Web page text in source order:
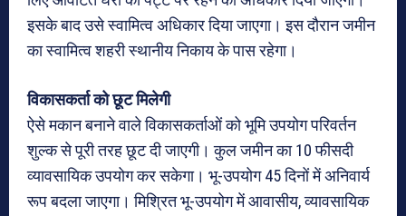
इसके बाद उसे स्वामित्व अधिकार दिया जाएगा। इस दौरान जमीन
का स्वामित्व शहरी स्थानीय निकाय के पास रहेगा।
विकासकर्ता को छूट मिलेगी
ऐसे मकान बनाने वाले विकासकर्ताओं को भूमि उपयोग परिवर्तन
शुल्क से पूरी तरह छूट दी जाएगी। कुल जमीन का 10 फीसदी
व्यावसायिक उपयोग कर सकेगा। भू-उपयोग 45 दिनों में अनिवार्य
रूप बदला जाएगा। मिश्रित भू-उपयोग में आवासीय, व्यावसायिक